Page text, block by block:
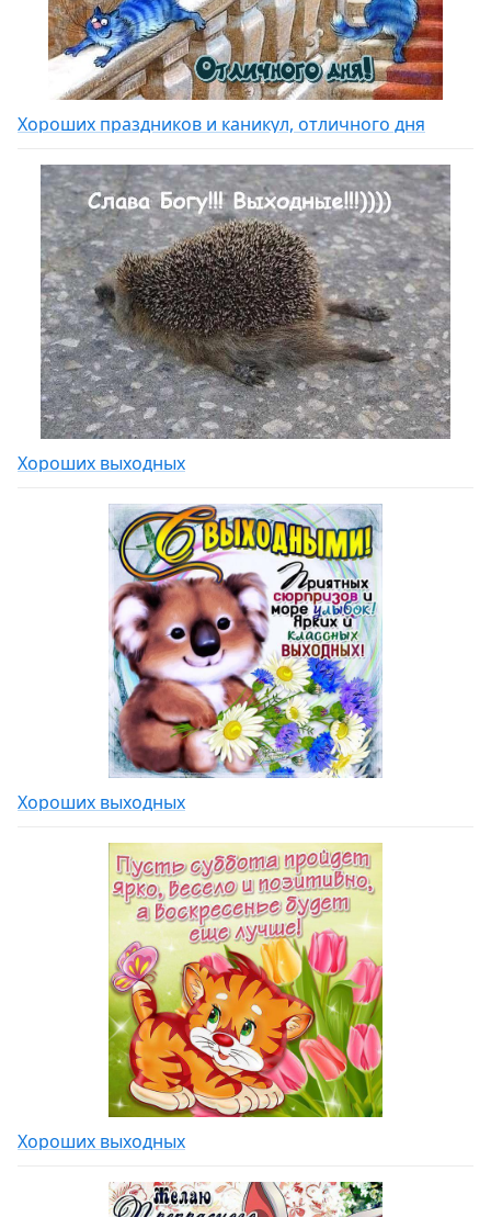
Хороших праздников и каникул, отличного дня
Хороших выходных
Хороших выходных
Хороших выходных